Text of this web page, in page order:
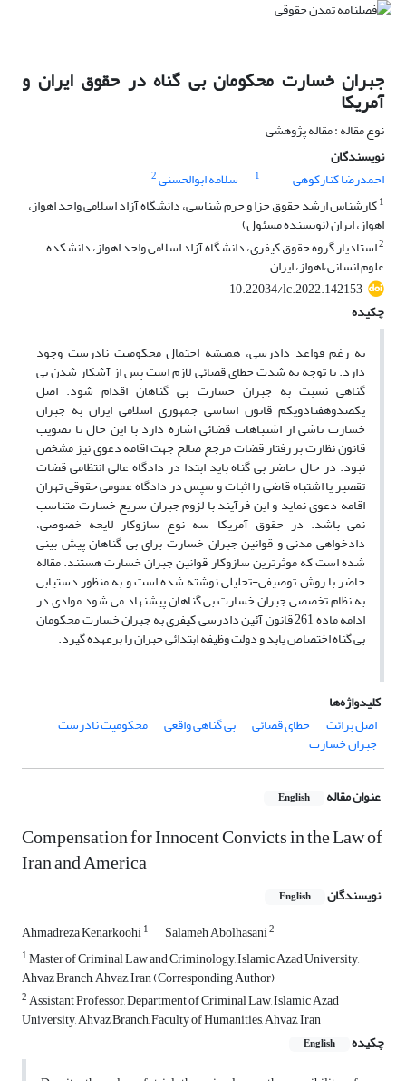
جبران خسارت محکومان بی گناه در حقوق ایران و
آمریکا
نوع مقاله : مقاله پژوهشی
نویسندگان
احمدرضا کنارکوهی
1 سلامه ابوالحسنی2
1کارشناس ارشد حقوق جزا و جرم شناسی، دانشگاه آزاد اسلامی واحد اهواز،
اهواز، ایران (نویسنده مسئول)
2استادیار گروه حقوق کیفری، دانشگاه آزاد اسلامی واحد اهواز، دانشکده
علوم انسانی،اهواز، ایران
10.22034/lc.2022.142153
چکیده
به رغم قواعد دادرسی، همیشه احتمال محکومیت نادرست وجود
دارد. با توجه به شدت خطای قضائی لازم است پس از آشکار شدن بی
گناهی نسبت به جبران خسارت بی گناهان اقدام شود. اصل
یکصدوهفتادویکم قانون اساسی جمهوری اسلامی ایران به جبران
خسارت ناشی از اشتباهات قضائی اشاره دارد با این حال تا تصویب
قانون نظارت بر رفتار قضات مرجع صالح جهت اقامه دعوی نیز مشخص
نبود. در حال حاضر بی گناه باید ابتدا در دادگاه عالی انتظامی قضات
تقصیر یا اشتباه قاضی را اثبات و سپس در دادگاه عمومی حقوقی تهران
اقامه دعوی نماید و این فرآیند با لزوم جبران سریع خسارت متناسب
نمی باشد. در حقوق آمریکا سه نوع سازوکار لایحه خصوصی،
دادخواهی مدنی و قوانین جبران خسارت برای بی گناهان پیش بینی
شده است که موثرترین سازوکار قوانین جبران خسارت هستند. مقاله
حاضر با روش توصیفی-تحلیلی نوشته شده است و به منظور دستیابی
به نظام تخصصی جبران خسارت بی گناهان پیشنهاد می شود موادی در
ادامه ماده 261 قانون آئین دادرسی کیفری به جبران خسارت محکومان
بی گناه اختصاص یابد و دولت وظیفه ابتدائی جبران را برعهده گیرد.
کلیدواژه‌ها
اصل برائت
خطای قضائی بی گناهی واقعی محکومیت نادرست
جبران خسارت
عنوان مقاله English
Compensation for Innocent Convicts in the Law of
Iran and America
نویسندگان English
Ahmadreza Kenarkoohi1 Salameh Abolhasani2
1Master of Criminal Law and Criminology, Islamic Azad University,
Ahvaz Branch, Ahvaz, Iran (Corresponding Author)
2Assistant Professor, Department of Criminal Law, Islamic Azad
University, Ahvaz Branch, Faculty of Humanities, Ahvaz, Iran
چکیده
English